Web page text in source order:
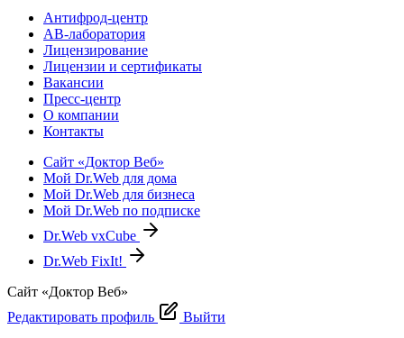
Антифрод-центр
АВ-лаборатория
Лицензирование
Лицензии и сертификаты
Вакансии
Пресс-центр
О компании
Контакты
Сайт «Доктор Веб»
Мой Dr.Web для дома
Мой Dr.Web для бизнеса
Мой Dr.Web по подписке
Dr.Web vxCube
Dr.Web FixIt!
Сайт «Доктор Веб»
Редактировать профиль
Выйти